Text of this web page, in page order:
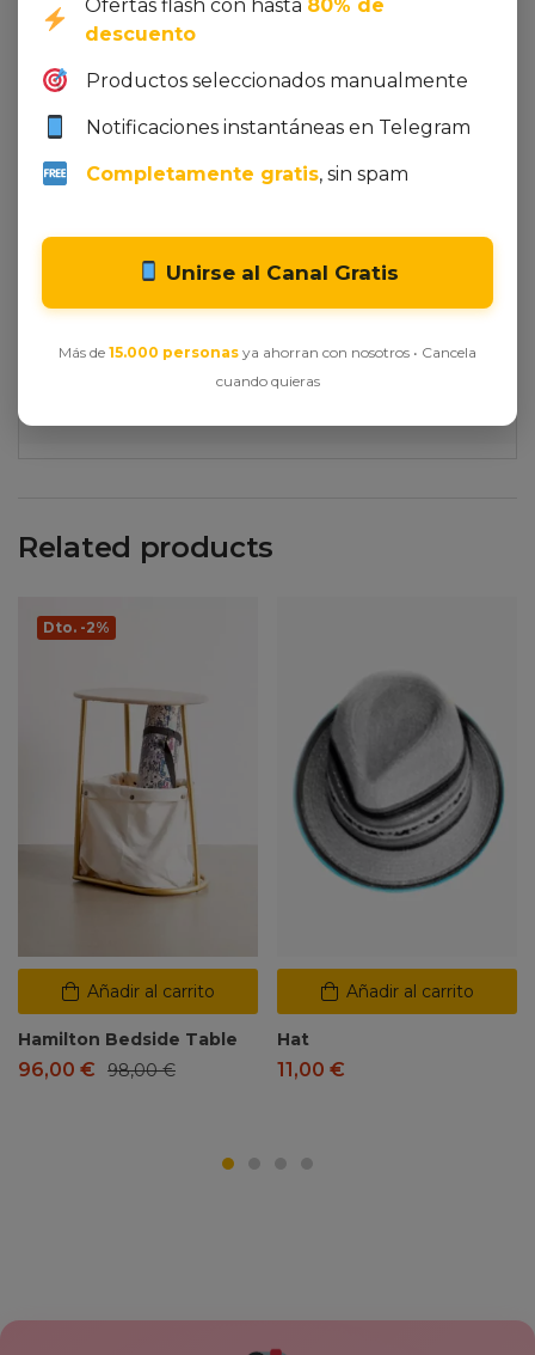
Integer et ornare lacus, id tristique lectus. In
venenatis mollis sapien, vel dignissim erat
vestibulum non. Quisque molestie nec dolor id
sodales. Proin egestas elementum dui a venenatis.
Nulla ultrices at justo sed iaculis. Curabitur eget
accumsan tortor.
Related products
Añadir al carrito
Dto. -2%
Hamilton Bedside Table
96,00 € 98,00€
Añadir al carrito
Hat
11,00 €
Ofertas flash con hasta 80% de
descuento
Productos seleccionados manualmente
Notificaciones instantáneas en Telegram
Completamente gratis, sin spam
Unirse al Canal Gratis
Más de 15.000 personas ya ahorran con nosotros • Cancela
cuando quieras